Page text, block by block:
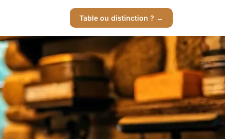
Table ou distinction ? →